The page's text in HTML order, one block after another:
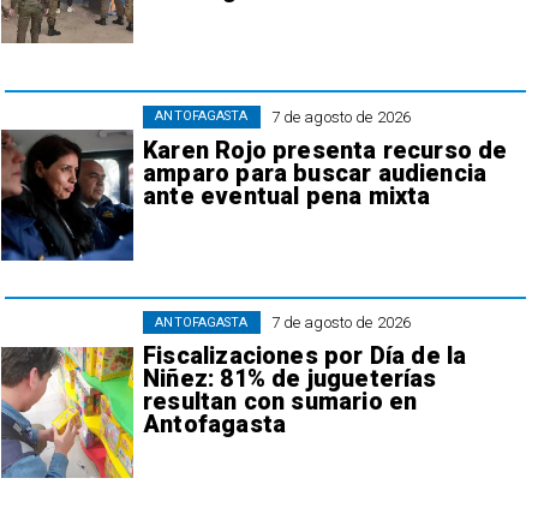
7 de agosto de 2026
Karen Rojo presenta recurso de
amparo para buscar audiencia
ante eventual pena mixta
ANTOFAGASTA
7 de agosto de 2026
Fiscalizaciones por Día de la
Niñez: 81% de jugueterías
resultan con sumario en
Antofagasta
ANTOFAGASTA